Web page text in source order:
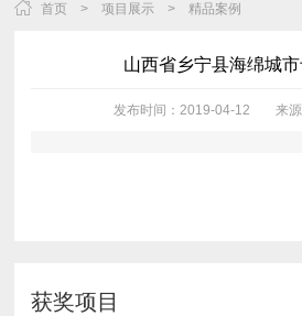
首页 > 项目展示 > 精品案例
山西省乡宁县海绵城市
发布时间：2019-04-12 来源
获奖项目